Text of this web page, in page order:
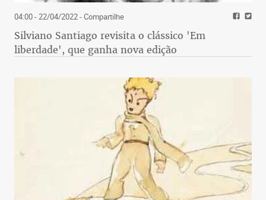
04:00 - 22/04/2022- Compartilhe
Silviano Santiago revisita o clássico 'Em
liberdade', que ganha nova edição